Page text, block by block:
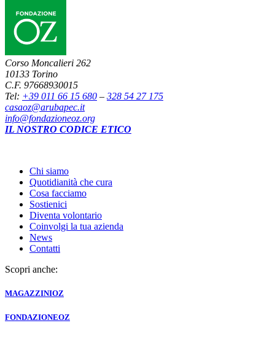
Corso Moncalieri 262
10133 Torino
C.F. 97668930015
Tel: +39 011 66 15 680 – 328 54 27 175
casaoz@arubapec.it
info@fondazioneoz.org
IL NOSTRO CODICE ETICO
Chi siamo
Quotidianità che cura
Cosa facciamo
Sostienici
Diventa volontario
Coinvolgi la tua azienda
News
Contatti
Scopri anche:
MAGAZZINIOZ
FONDAZIONEOZ